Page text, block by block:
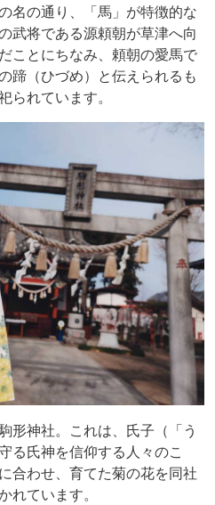
名の通り、「馬」が特徴的な
武将である源頼朝が草津へ向
ことにちなみ、頼朝の愛馬で
蹄（ひづめ）と伝えられるも
られています。
形神社。これは、氏子（「う
る氏神を信仰する人々のこ
合わせ、育てた菊の花を同社
れています。